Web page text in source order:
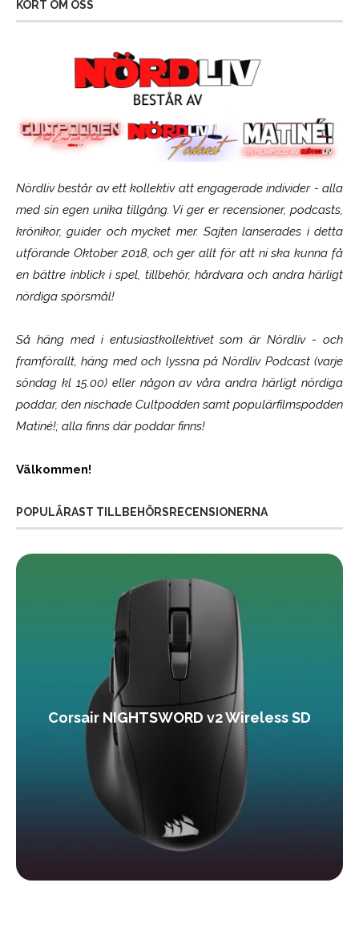
KORT OM OSS
Nördliv består av ett kollektiv att engagerade individer - alla
med sin egen unika tillgång. Vi ger er recensioner, podcasts,
krönikor, guider och mycket mer. Sajten lanserades i detta
utförande Oktober 2018, och ger allt för att ni ska kunna få
en bättre inblick i spel, tillbehör, hårdvara och andra härligt
nördiga spörsmål!
Så häng med i entusiastkollektivet som ärNördliv- och
framförallt, häng med och lyssna på Nördliv Podcast (varje
söndag kl 15.00) eller någon av våra andra härligt nördiga
poddar, den nischade Cultpodden samt populärfilmspodden
Matiné!; alla finns där poddar finns!
Välkommen!
POPULÄRAST TILLBEHÖRSRECENSIONERNA
Corsair NIGHTSWORD v2 Wireless SD